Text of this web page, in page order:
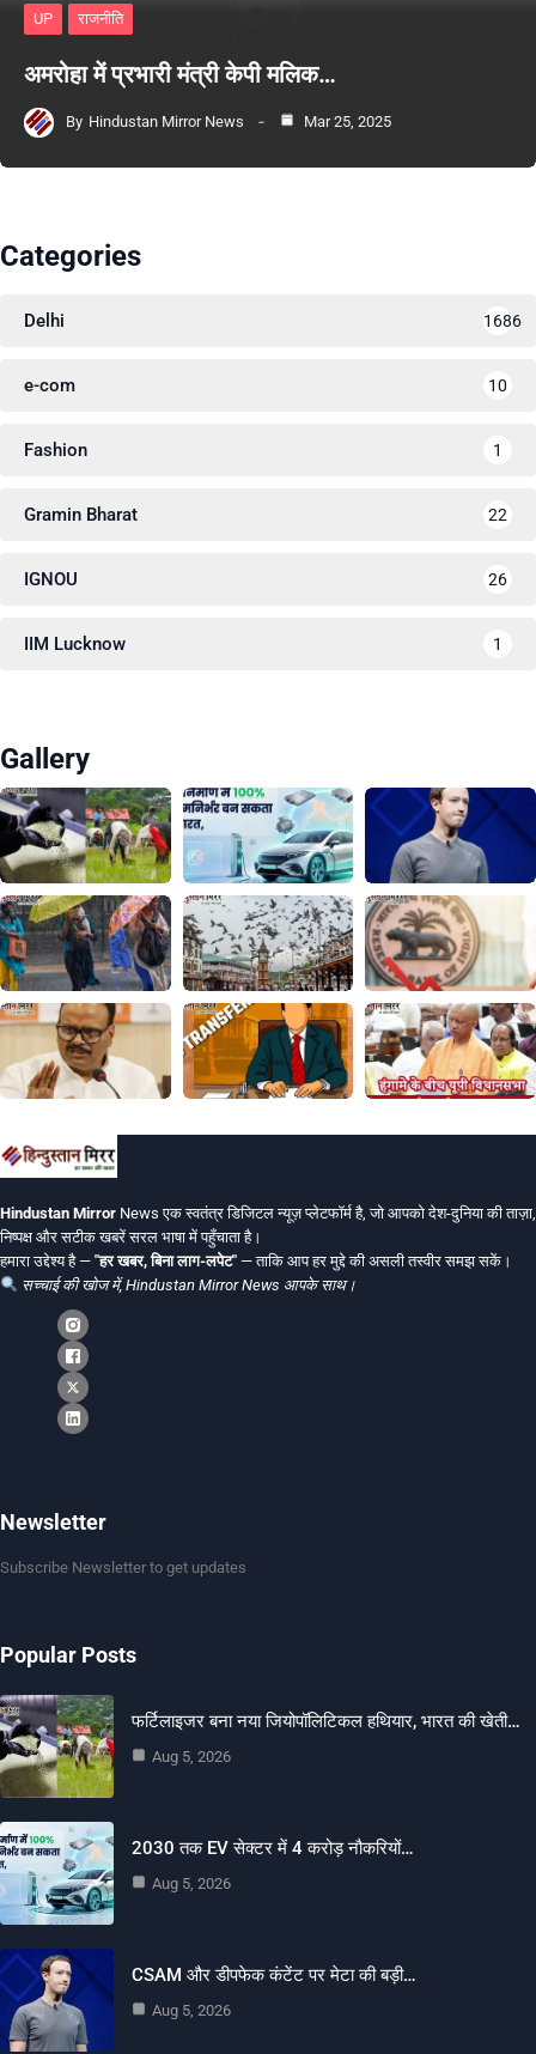
UP राजनीति
अमरोहा में प्रभारी मंत्री केपी मलिक…
By Hindustan Mirror News Mar 25, 2025
Categories
Delhi 1686
e-com 10
Fashion 1
Gramin Bharat 22
IGNOU 26
IIM Lucknow 1
Gallery
Hindustan Mirror News एक स्वतंत्र डिजिटल न्यूज़ प्लेटफॉर्म है, जो आपको देश-दुनिया की ताज़ा,
निष्पक्ष और सटीक खबरें सरल भाषा में पहुँचाता है।
हमारा उद्देश्य है — "हर खबर, बिना लाग-लपेट" — ताकि आप हर मुद्दे की असली तस्वीर समझ सकें।
सच्चाई की खोज में, Hindustan Mirror News आपके साथ।
Newsletter
Subscribe Newsletter to get updates
Popular Posts
फर्टिलाइजर बना नया जियोपॉलिटिकल हथियार, भारत की खेती…
Aug 5, 2026
2030 तक EV सेक्टर में 4 करोड़ नौकरियों…
Aug 5, 2026
CSAM और डीपफेक कंटेंट पर मेटा की बड़ी…
Aug 5, 2026